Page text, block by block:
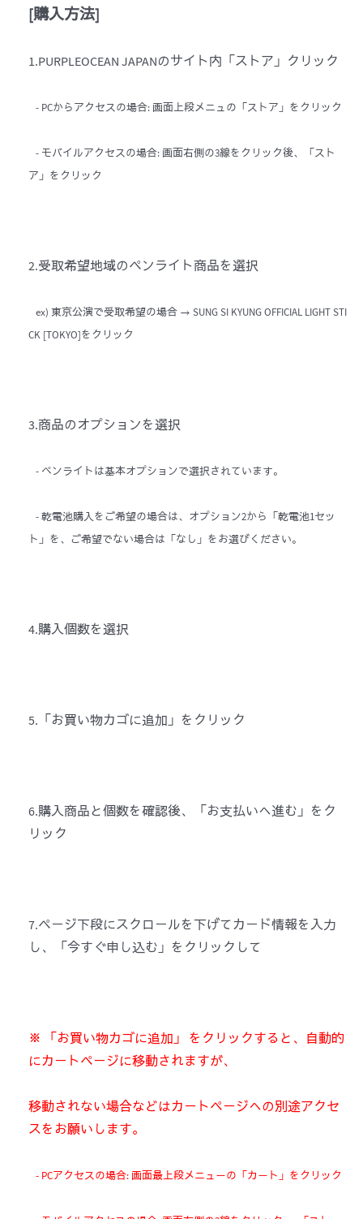
[購入方法]
1.PURPLEOCEAN JAPANのサイト内「ストア」クリック
- PCからアクセスの場合: 画面上段メニュの「ストア」をクリック
- モバイルアクセスの場合: 画面右側の3線をクリック後、「スト
ア」をクリック
2.受取希望地域のペンライト商品を選択
ex) 東京公演で受取希望の場合 → SUNG SI KYUNG OFFICIAL LIGHT STI
CK [TOKYO]をクリック
3.商品のオプションを選択
- ペンライトは基本オプションで選択されています。
- 乾電池購入をご希望の場合は、オプション2から「乾電池1セッ
ト」を、ご希望でない場合は「なし」をお選びください。
4.購入個数を選択
5.「お買い物カゴに追加」をクリック
6.購入商品と個数を確認後、「お支払いへ進む」をク
リック
7.ページ下段にスクロールを下げてカード情報を入力
し、「今すぐ申し込む」をクリックして
※ 「お買い物カゴに追加」 をクリックすると、自動的
にカートページに移動されますが、
移動されない場合などはカートページへの別途アクセ
スをお願いします。
- PCアクセスの場合: 画面最上段メニューの「カート」をクリック